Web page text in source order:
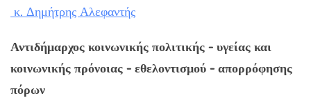
κ. Δημήτρης Αλεφαντής
Αντιδήμαρχος κοινωνικής πολιτικής - υγείας και
κοινωνικής πρόνοιας - εθελοντισμού - απορρόφησης
πόρων